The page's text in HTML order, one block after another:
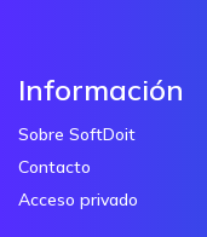
Información
Sobre SoftDoit
Contacto
Acceso privado